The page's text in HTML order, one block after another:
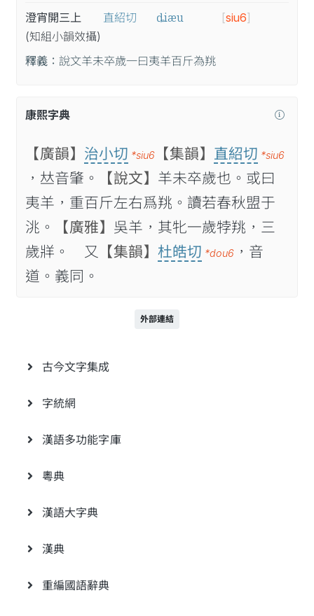
澄宵開三上
(知組小韻效攝)
直紹切 ȡiæu [siu6]
釋義： 說文羊未卒歳一曰夷羊百斤為䍮
康熙字典
【廣韻】 治小切 *siu6 【集韻】 直紹切 *siu6
，𠀤音肇。 【說文】 羊未卒歲也。或曰
夷羊，重百斤左右爲䍮。讀若春秋盟于
洮。
【廣雅】 吳羊，其牝一歲㹀䍮，三
歲牂。 又
【集韻】 杜皓切 *dou6 ，音
道。義同。
外部連結
古今文字集成
字統網
漢語多功能字庫
粵典
漢語大字典
漢典
重編國語辭典